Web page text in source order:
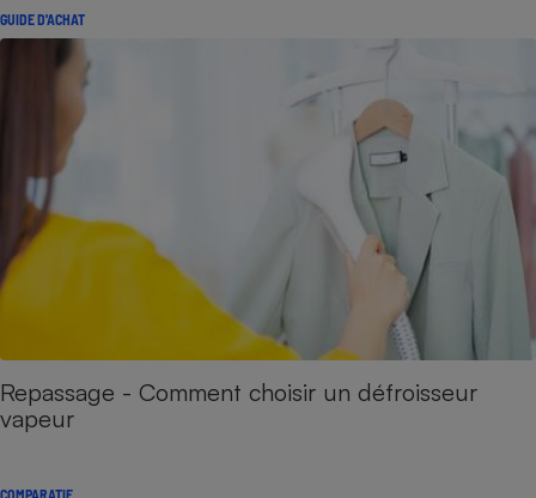
GUIDE D'ACHAT
Repassage - Comment choisir un défroisseur
vapeur
COMPARATIF